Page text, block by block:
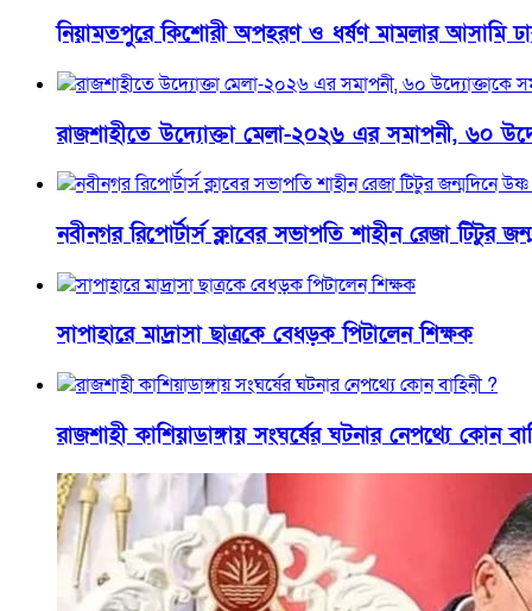
নিয়ামতপুরে কিশোরী অপহরণ ও ধর্ষণ মামলার আসামি
রাজশাহীতে উদ্যোক্তা মেলা-২০২৬ এর সমাপনী, ৬০
নবীনগর রিপোর্টার্স ক্লাবের সভাপতি শাহীন রেজা টিটুর
সাপাহারে মাদ্রাসা ছাত্রকে বেধড়ক পিটালেন শিক্ষক
রাজশাহী কাশিয়াডাঙ্গায় সংঘর্ষের ঘটনার নেপথ্যে কোন